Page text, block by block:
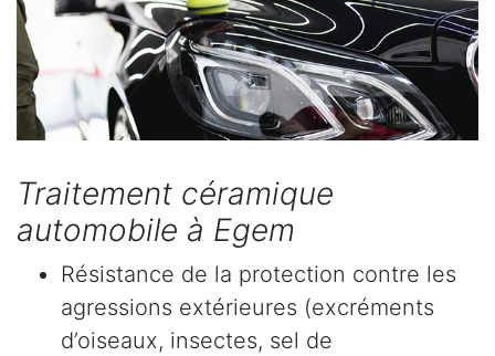
Traitement céramique
automobile à Egem
Résistance de la protection contre les
agressions extérieures (excréments
d’oiseaux, insectes, sel de